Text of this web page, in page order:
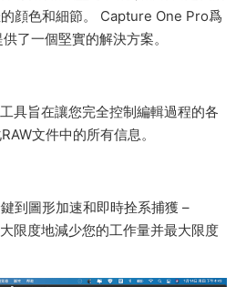
顔色和細節。 Capture One Pro爲
了一個堅實的解決方案。
具旨在讓您完全控制編輯過程的各
文件中的所有信息。
到圖形加速和即時拴系捕獲 –
限度地減少您的工作量并最大限度